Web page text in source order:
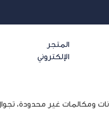
المتجر
الإلكتروني